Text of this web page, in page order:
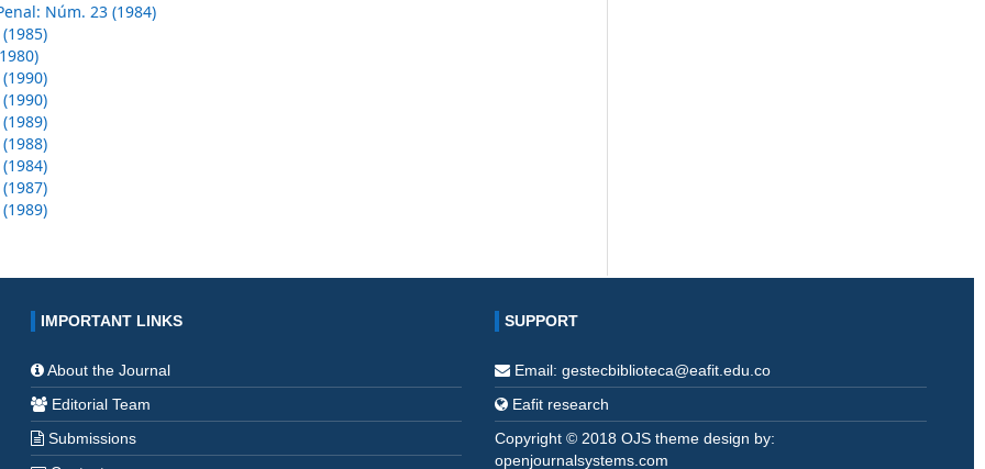
Núm. 23 (1984)
IMPORTANT LINKS
About the Journal
Editorial Team
Submissions
SUPPORT
Email: gestecbiblioteca@eafit.edu.co
Eafit research
Copyright © 2018 OJS theme design by:
openjournalsystems.com